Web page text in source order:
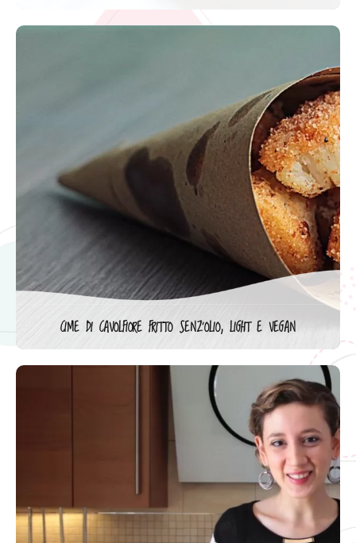
CIME DI CAVOLFIORE FRITTO SENZ’OLIO, LIGHT E VEGAN